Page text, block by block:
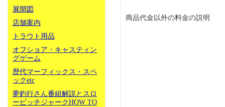
展開図
店舗案内
トラウト用品
オフショア・キャスティン
グゲーム
歴代マーフィックス・スペ
ックetc
夢釣行さん番組解説とスロ
ーピッチジャークHOW TO
商品代金以外の料金の説明